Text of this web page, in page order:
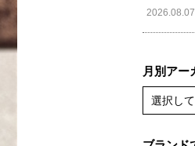
2026.08.07
月別アー
選択し